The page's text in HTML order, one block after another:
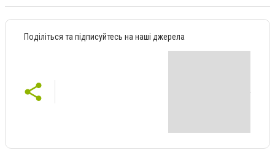
Поділіться та підписуйтесь на наші джерела